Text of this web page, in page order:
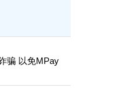
骗 以免MPay